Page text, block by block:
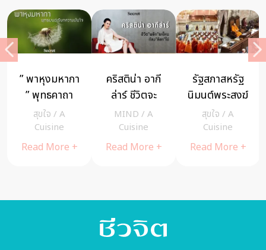
” พาหุงมหากา
” พุทธคาถา
เรียกความ
มั่นใจและสร้าง
กำลังใจ
สุขใจ / A
Cuisine
Read More +
คริสติน่า อากี
ล่าร์ ชีวิตจะ
“พลิก” แค่ไหน
ก็ลง “ล็อก” ได้
ถ้ารู้จักปรับใจ
MIND / A
Cuisine
Read More +
รัฐสภาสหรัฐ
นิมนต์พระสงฆ์
เจริญพระพุทธ
มนต์และแสดง
ธรรม ใน
สุขใจ / A
Cuisine
Read More +